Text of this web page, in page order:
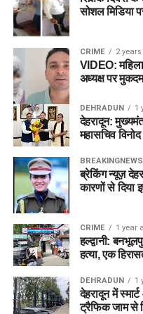
सोशल मिडिया
CRIME 2
VIDEO:
अध्यक्ष पर
DEHRADUN 1
देहरादून:
महासचिव
BREAKINGNEWS
ब्रेकिंग न्यूज़
कारणों से दिया
CRIME 1 year
हल्द्वानी:
हत्या, एक
DEHRADUN 1
देहरादून में
ट्रैफिक जाम से